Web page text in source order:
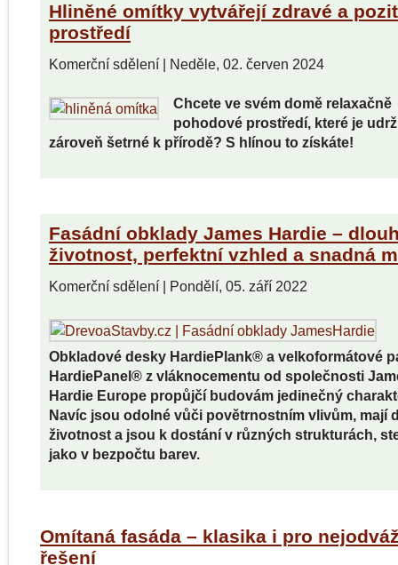
Hliněné omítky vytvářejí zdravé a
prostředí
Komerční sdělení| Neděle, 02. červen 2024
Chcete ve svém domě relaxačně
pohodové prostředí, které je
zároveň šetrné k přírodě? S hlínou to získáte!
Fasádní obklady James Hardie –
životnost, perfektní vzhled a snadná
Komerční sdělení| Pondělí, 05. září 2022
Obkladové desky HardiePlank® a velkoformátové
HardiePanel® z vláknocementu od společnosti
Hardie Europe propůjčí budovám jedinečný
Navíc jsou odolné vůči povětrnostním vlivům, mají
životnost a jsou k dostání v různých strukturách,
jako v bezpočtu barev.
Omítaná fasáda – klasika i pro
řešení